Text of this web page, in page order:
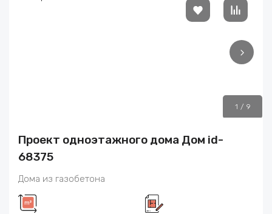
1 / 9
Проект одноэтажного дома Дом id-
68375
Дома из газобетона